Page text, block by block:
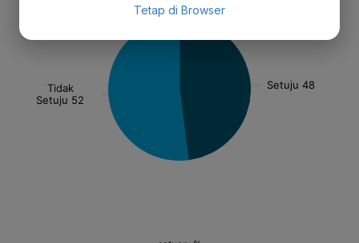
Tetap di Browser